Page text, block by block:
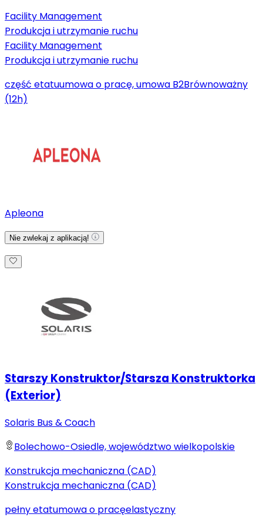
Facility Management
Produkcja i utrzymanie ruchu
Facility Management
Produkcja i utrzymanie ruchu
część etatuumowa o pracę, umowa B2Brównoważny
(12h)
Apleona
Nie zwlekaj z aplikacją!
Starszy Konstruktor/Starsza Konstruktorka
(Exterior)
Solaris Bus & Coach
Bolechowo-Osiedle, województwo wielkopolskie
Konstrukcja mechaniczna (CAD)
Konstrukcja mechaniczna (CAD)
pełny etatumowa o pracęelastyczny